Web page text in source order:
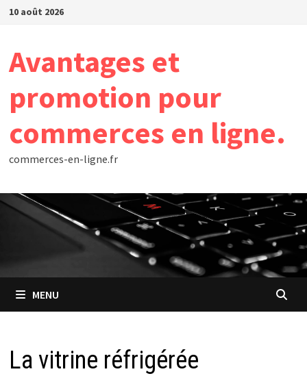
Passer
10 août 2026
Avantages et
promotion pour
commerces en ligne.
commerces-en-ligne.fr
MENU
La vitrine réfrigérée